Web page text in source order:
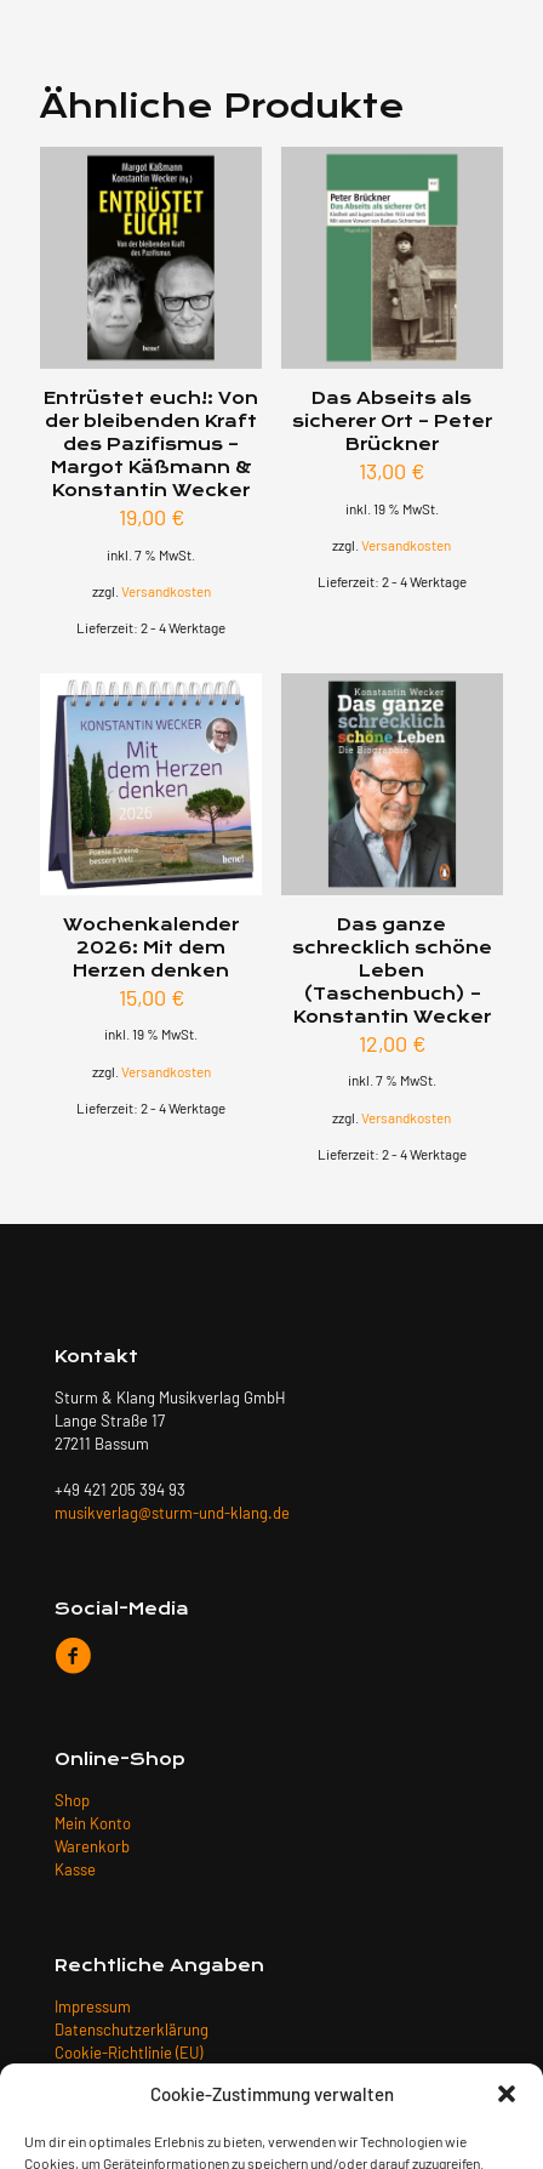
Cookie-Zustimmung verwalten
Um dir ein optimales Erlebnis zu bieten, verwenden wir Technologien wie
Cookies, um Geräteinformationen zu speichern und/oder darauf zuzugreifen.
Ähnliche Produkte
Entrüstet euch!: Von
der bleibenden Kraft
des Pazifismus –
Margot Käßmann &
Konstantin Wecker
19,00 €
inkl. 7 % MwSt.
zzgl. Versandkosten
Lieferzeit:2 - 4 Werktage
Das Abseits als
sicherer Ort – Peter
Brückner
13,00 €
inkl. 19 % MwSt.
zzgl.Versandkosten
Lieferzeit: 2 - 4 Werktage
Wochenkalender
2026: Mit dem
Herzen denken
15,00 €
inkl. 19 % MwSt.
zzgl. Versandkosten
Lieferzeit:2 - 4 Werktage
Das ganze
schrecklich schöne
Leben
(Taschenbuch) –
Konstantin Wecker
12,00 €
inkl. 7 % MwSt.
zzgl.Versandkosten
Lieferzeit: 2 - 4 Werktage
Kontakt
Sturm & Klang Musikverlag GmbH
Lange Straße 17
27211 Bassum
+49 421 205 394 93
musikverlag@sturm-und-klang.de
Social-Media
Online-Shop
Shop
Mein Konto
Warenkorb
Kasse
Rechtliche Angaben
Impressum
Datenschutzerklärung
Cookie-Richtlinie (EU)
Widerrufsbelehrung
Zahlungsarten